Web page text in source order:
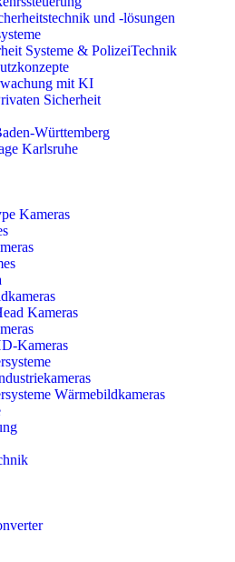
und -lösungen
Systeme & PolizeiTechnik
mit KI
Sicherheit
Württemberg
Karlsruhe
Kameras
Kameras
Kameras
Wärmebildkameras